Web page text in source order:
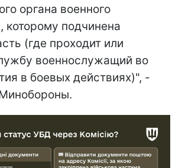
органа военного
которому подчинена
(где проходит или
военнослужащий во
в боевых действиях)", -